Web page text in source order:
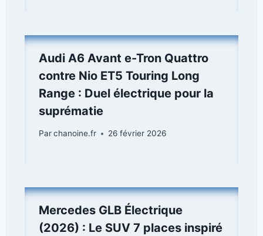
Audi A6 Avant e-Tron Quattro
contre Nio ET5 Touring Long
Range : Duel électrique pour la
suprématie
Parchanoine.fr 26 février 2026
Mercedes GLB Électrique
(2026) : Le SUV 7 places inspiré